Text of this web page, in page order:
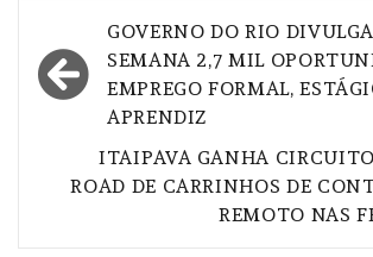
Navegação
de
Post
GOVERNO DO RIO
SEMANA 2,7 MIL
EMPREGO FORMAL,
APRENDIZ
ITAIPAVA GANHA
ROAD DE CARRINHOS DE
REMOTO NAS